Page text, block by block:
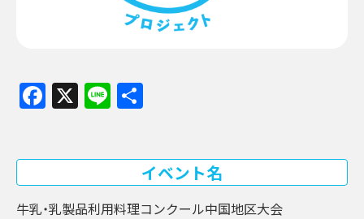
Facebook
X Line
イベント名
牛乳・乳製品利用料理コンクール中国地区大会